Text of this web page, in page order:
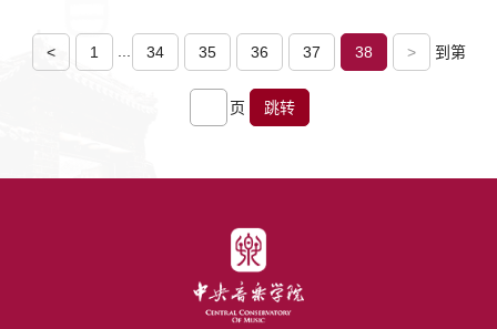
< 1 34 35 36 37 38 > 到第
页 跳转